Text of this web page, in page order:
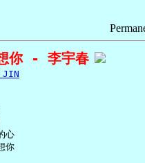
你 - 李宇春
JIN
心
你